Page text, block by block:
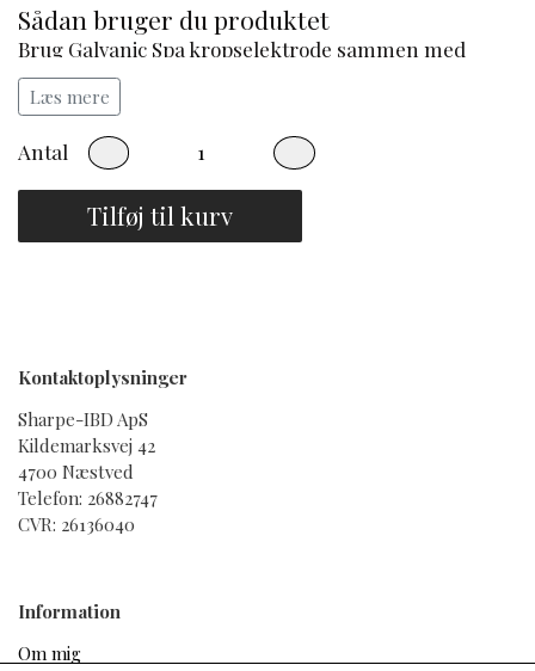
Sådan bruger du produktet
Brug Galvanic Spa kropselektrode sammen med
ageLOC Galvanic Spa og ageLOC Body Shaping Gel.
Se brugervejledningen til dit apparat for komplette
Læs mere
Antal
Tilføj til kurv
Kontaktoplysninger
Sharpe-IBD ApS
Kildemarksvej 42
4700 Næstved
Telefon: 26882747
CVR: 26136040
Information
Om mig